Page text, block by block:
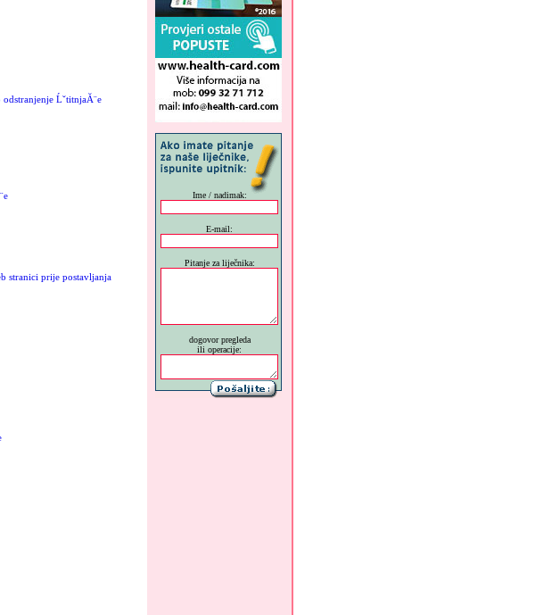
ĹˇtitnjaĂ¨e
stranici prije postavljanja
Ime / nadimak:
E-mail:
Pitanje za liječnika:
dogovor pregleda
ili operacije: